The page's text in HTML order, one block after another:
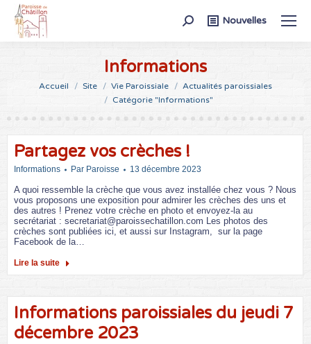
Recherche
:
Nouvelles
Informations
Vous êtes ici :
Accueil Site Vie Paroissiale
Actualités paroissiales
Catégorie "Informations"
Partagez vos crèches !
Informations Par Paroisse 13 décembre 2023
A quoi ressemble la crèche que vous avez installée chez vous ? Nous
vous proposons une exposition pour admirer les crèches des uns et
des autres ! Prenez votre crèche en photo et envoyez-la au
secrétariat : secretariat@paroissechatillon.com Les photos des
crèches sont publiées ici, et aussi sur Instagram, sur la page
Facebook de la…
Lire la suite
Informations paroissiales du jeudi 7
décembre 2023